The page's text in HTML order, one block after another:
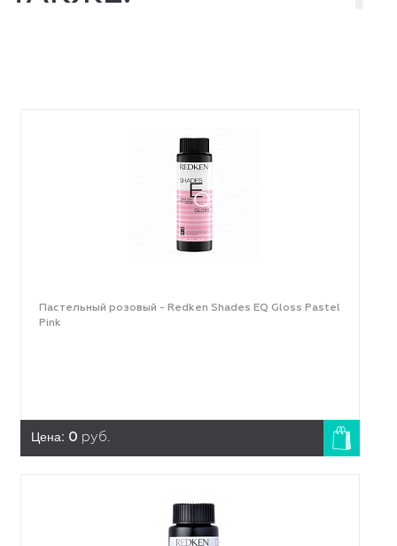
Пастельный розовый - Redken Shades EQ Gloss Pastel
Pink
Цена: 0 руб.